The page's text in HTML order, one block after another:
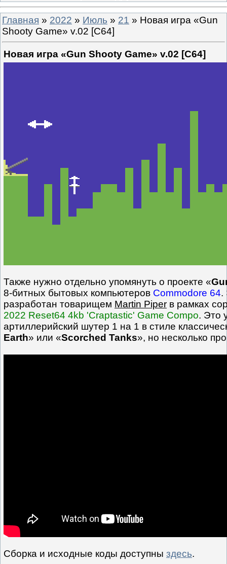
Главная » 2022 » Июль » 21 » Новая игра «Gun
Shooty Game» v.02 [C64]
Новая игра «Gun Shooty Game» v.02 [C64]
Также нужно отдельно упомянуть о проекте «
8-битных бытовых компьютеров Commodore 64.
разработан товарищем Martin Piper в рамках
2022 Reset64 4kb 'Craptastic' Game Compo. Это
артиллерийский шутер 1 на 1 в стиле
Earth» или «Scorched Tanks», но несколько
Сборка и исходные коды доступны здесь.